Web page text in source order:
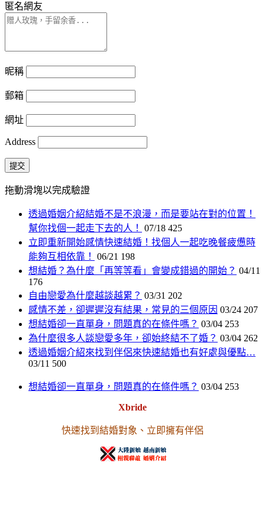
匿名網友
昵稱
郵箱
網址
Address
提交
拖動滑塊以完成驗證
透過婚姻介紹結婚不是不浪漫，而是要站在對的位置！
幫你找個一起走下去的人！
07/18 425
立即重新開始感情快速結婚！找個人一起吃晚餐疲憊時
能夠互相依靠！
06/21 198
想結婚？為什麼「再等等看」會變成錯過的開始？ 04/11
176
自由戀愛為什麼越談越累？ 03/31 202
感情不差，卻遲遲沒有結果，常見的三個原因 03/24 207
想結婚卻一直單身，問題真的在條件嗎？ 03/04 253
為什麼很多人談戀愛多年，卻始終結不了婚？ 03/04 262
透過婚姻介紹來找到伴侶來快速結婚也有好處與優點…
03/11 500
想結婚卻一直單身，問題真的在條件嗎？ 03/04 253
Xbride
快速找到結婚對象、立即擁有伴侶